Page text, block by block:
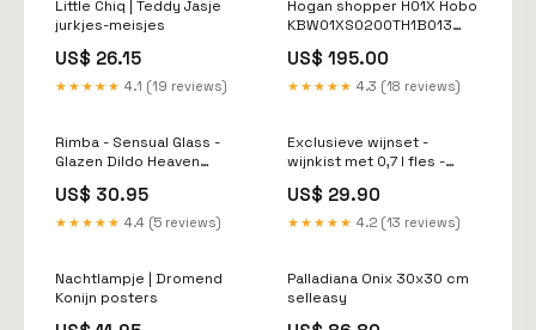
Little Chiq | Teddy Jasje
jurkjes-meisjes
US$ 26.15
★★★★★ 4.1 (19 reviews)
Hogan shopper H01X Hobo
KBW01XS0200TH1B013
US$ 195.00
★★★★★ 4.3 (18 reviews)
Rimba - Sensual Glass -
Glazen Dildo Heaven
US$ 30.95
★★★★★ 4.4 (5 reviews)
Exclusieve wijnset -
wijnkist met 0,7 l fles -
plaat
US$ 29.90
★★★★★ 4.2 (13 reviews)
Nachtlampje | Dromend
Konijn posters
Palladiana Onix 30x30 cm
selleasy